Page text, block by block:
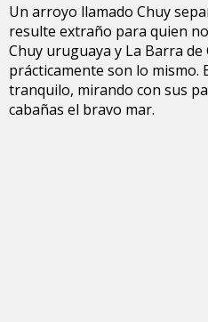
Un arroyo llamado Chuy
resulte extraño para quien
Chuy uruguaya y La Barra de
prácticamente son lo mismo.
tranquilo, mirando con sus
cabañas el bravo mar.